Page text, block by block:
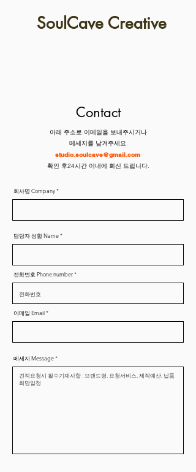
SoulCave Creative
Contact
아래 주소로 이메일을 보내주시거나
메세지를 남겨주세요.
studio.soulcave@gmail.com
확인 후24시간 이내에 회신 드립니다.
회사명 Company
담당자 성함 Name
전화번호 Phone number
이메일 Email
메세지 Message